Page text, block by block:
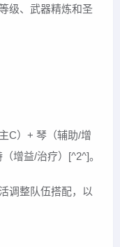
级、武器精炼和圣
C）+ 琴（辅助/增
增益/治疗）[^2^]。
调整队伍搭配，以